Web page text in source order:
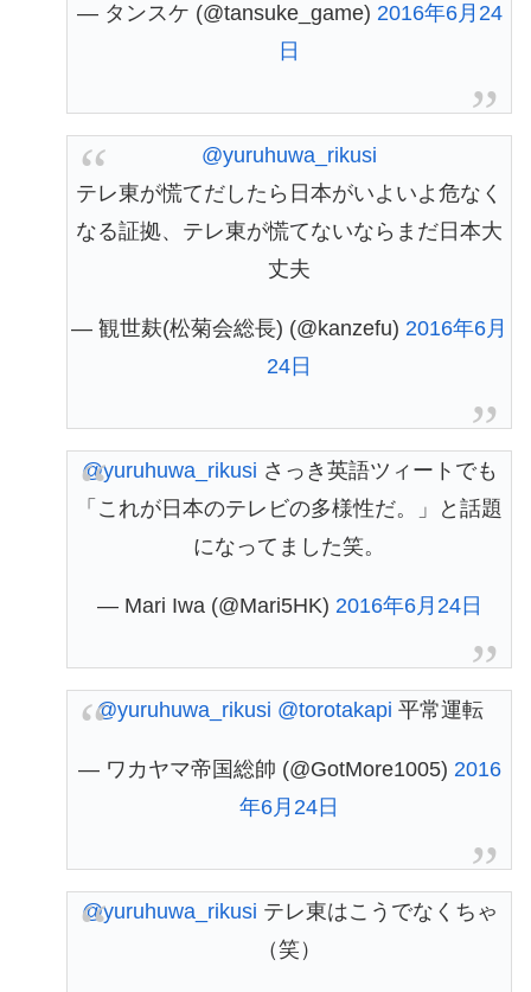
— タンスケ (@tansuke_game) 2016年6月24
日
@yuruhuwa_rikusi
テレ東が慌てだしたら日本がいよいよ危なく
なる証拠、テレ東が慌てないならまだ日本大
丈夫
— 観世麸(松菊会総長) (@kanzefu) 2016年6月
24日
@yuruhuwa_rikusi さっき英語ツィートでも
「これが日本のテレビの多様性だ。」と話題
になってました笑。
— Mari Iwa (@Mari5HK) 2016年6月24日
@yuruhuwa_rikusi @torotakapi 平常運転
— ワカヤマ帝国総帥 (@GotMore1005) 2016
年6月24日
@yuruhuwa_rikusi テレ東はこうでなくちゃ
（笑）